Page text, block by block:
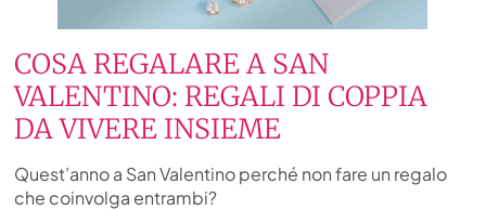
COSA REGALARE A SAN
VALENTINO: REGALI DI COPPIA
DA VIVERE INSIEME
Quest’anno a San Valentino perché non fare un regalo
che coinvolga entrambi?